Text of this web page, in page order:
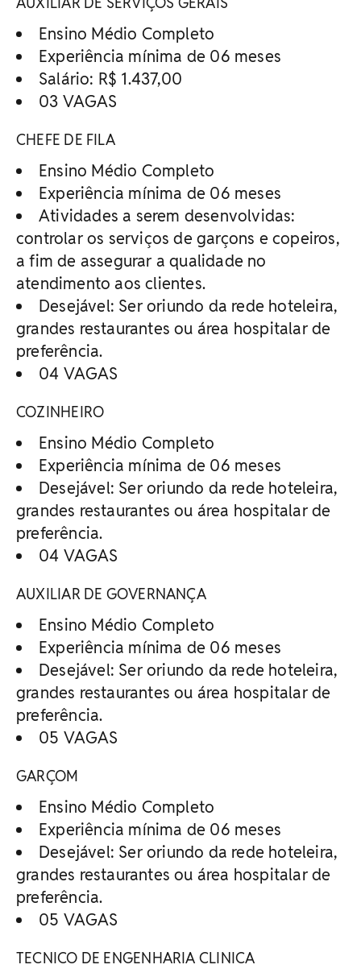
Ensino Médio Completo
Experiência mínima de 06 meses
Salário: R$ 1.437,00
03 VAGAS
CHEFE DE FILA
Ensino Médio Completo
Experiência mínima de 06 meses
Atividades a serem desenvolvidas:
controlar os serviços de garçons e copeiros,
a fim de assegurar a qualidade no
atendimento aos clientes.
Desejável: Ser oriundo da rede hoteleira,
grandes restaurantes ou área hospitalar de
preferência.
04 VAGAS
COZINHEIRO
Ensino Médio Completo
Experiência mínima de 06 meses
Desejável: Ser oriundo da rede hoteleira,
grandes restaurantes ou área hospitalar de
preferência.
04 VAGAS
AUXILIAR DE GOVERNANÇA
Ensino Médio Completo
Experiência mínima de 06 meses
Desejável: Ser oriundo da rede hoteleira,
grandes restaurantes ou área hospitalar de
preferência.
05 VAGAS
GARÇOM
Ensino Médio Completo
Experiência mínima de 06 meses
Desejável: Ser oriundo da rede hoteleira,
grandes restaurantes ou área hospitalar de
preferência.
05 VAGAS
TECNICO DE ENGENHARIA CLINICA